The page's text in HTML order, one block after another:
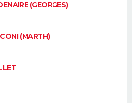
(GEORGES)
(MARTH)